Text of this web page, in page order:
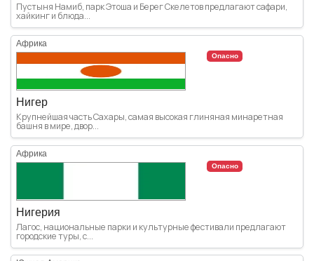
Пустыня Намиб, парк Этоша и Берег Скелетов предлагают сафари,
хайкинг и блюда...
Африка
Опасно
Нигер
Крупнейшая часть Сахары, самая высокая глиняная минаретная
башня в мире, двор...
Африка
Опасно
Нигерия
Лагос, национальные парки и культурные фестивали предлагают
городские туры, с...